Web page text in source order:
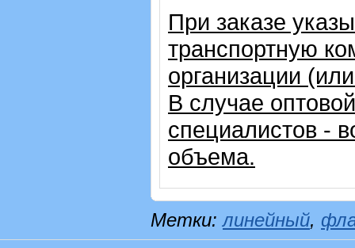
При заказе
транспортную
организации
В случае
специалистов -
объема.
Метки:линейный,